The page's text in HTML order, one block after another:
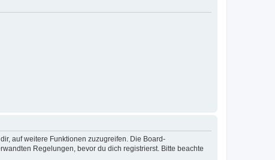
auf weitere Funktionen zuzugreifen. Die Board-
Regelungen, bevor du dich registrierst. Bitte beachte